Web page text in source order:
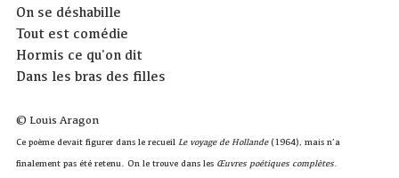
On se déshabille
Tout est comédie
Hormis ce qu'on dit
Dans les bras des filles
© Louis Aragon
Ce poème devait figurer dans le recueil Le voyage de Hollande(1964), mais n’a
finalement pas été retenu. On le trouve dans les Œuvres poétiques complètes